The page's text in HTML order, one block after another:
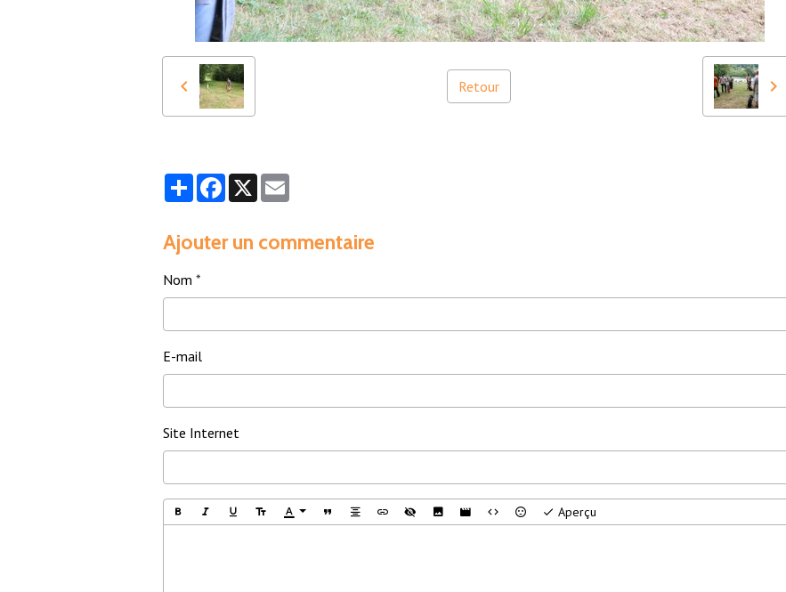
Retour
PartagerFacebook
X
Ajouter un commentaire
Nom
E-mail
Site Internet
Aperçu